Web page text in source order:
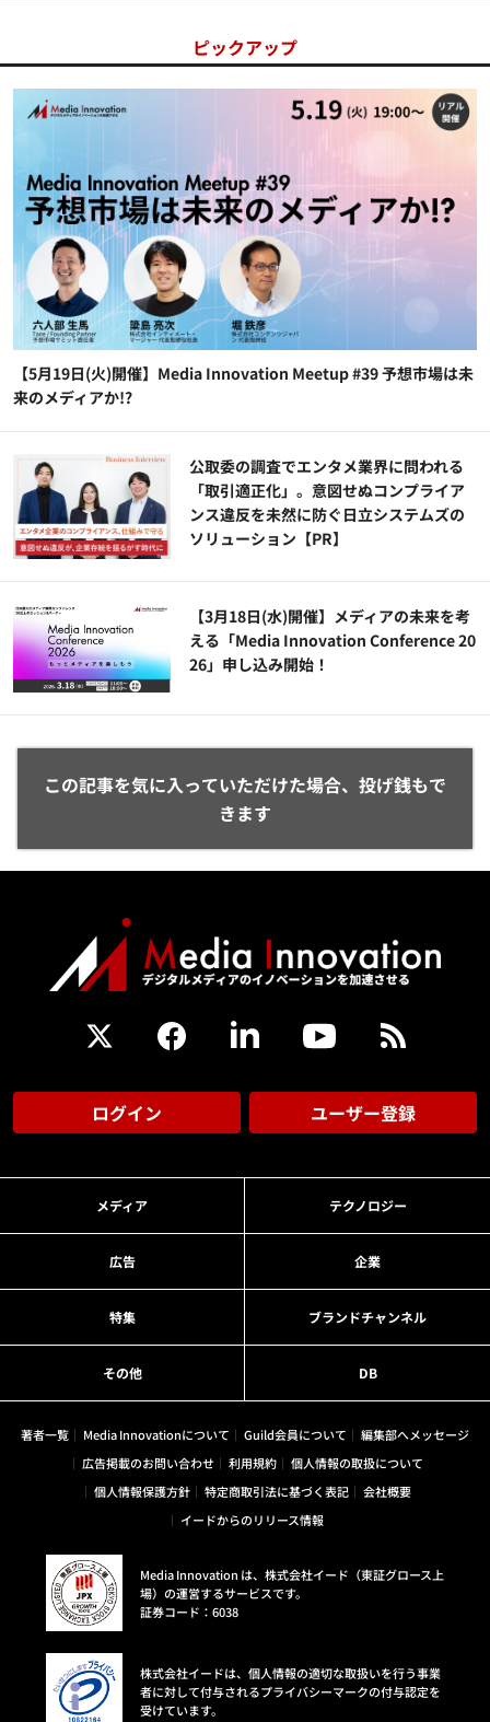
ピックアップ
【5月19日(火)開催】Media Innovation Meetup #39 予想市場は未
来のメディアか!?
公​​取委の調査でエンタメ業界に問われる
「取引適正化」。意図せぬコンプライア
ンス違反を未然に防ぐ日立システムズの
ソリューション​【PR】
【3月18日(水)開催】メディアの未来を考
える「Media Innovation Conference 20
26」申し込み開始！
この記事を気に入っていただけた場合、投げ銭もで
きます
ログイン ユーザー登録
メディア テクノロジー
広告 企業
特集 ブランドチャンネル
その他 DB
著者一覧 Media Innovationについて Guild会員について
編集部へメッセージ
広告掲載のお問い合わせ
利用規約
個人情報の取扱について
個人情報保護方針
特定商取引法に基づく表記
会社概要
イードからのリリース情報
Media Innovation は、株式会社イード（東証グロース上
場）の運営するサービスです。
証券コード：6038
株式会社イードは、個人情報の適切な取扱いを行う事業
者に対して付与されるプライバシーマークの付与認定を
受けています。